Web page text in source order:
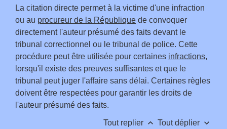
La citation directe permet à la victime d'une infraction
ou au procureur de la République de convoquer
directement l'auteur présumé des faits devant le
tribunal correctionnel ou le tribunal de police. Cette
procédure peut être utilisée pour certaines infractions,
lorsqu'il existe des preuves suffisantes et que le
tribunal peut juger l'affaire sans délai. Certaines règles
doivent être respectées pour garantir les droits de
l'auteur présumé des faits.
Tout replier keyboard_arrow_up Tout déplier keyboard_arrow_down